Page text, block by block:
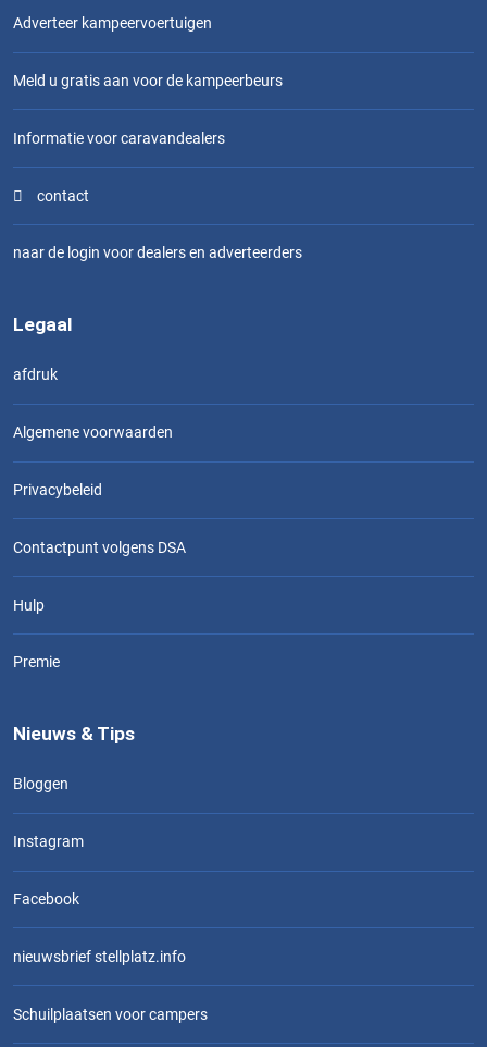
Adverteer kampeervoertuigen
Meld u gratis aan voor de kampeerbeurs
Informatie voor caravandealers
contact
naar de login voor dealers en adverteerders
Legaal
afdruk
Algemene voorwaarden
Privacybeleid
Contactpunt volgens DSA
Hulp
Premie
Nieuws & Tips
Bloggen
Instagram
Facebook
nieuwsbrief stellplatz.info
Schuilplaatsen voor campers